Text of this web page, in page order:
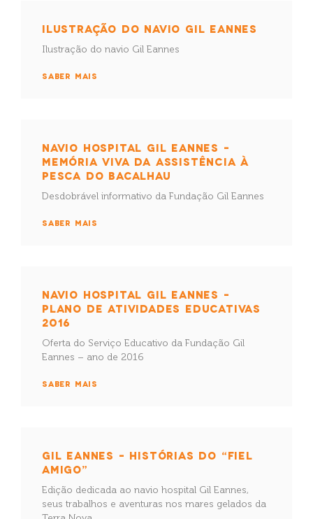
ILUSTRAÇÃO DO NAVIO GIL EANNES
Ilustração do navio Gil Eannes
SABER MAIS
NAVIO HOSPITAL GIL EANNES –
MEMÓRIA VIVA DA ASSISTÊNCIA À
PESCA DO BACALHAU
Desdobrável informativo da Fundação Gil Eannes
SABER MAIS
NAVIO HOSPITAL GIL EANNES –
PLANO DE ATIVIDADES EDUCATIVAS
2016
Oferta do Serviço Educativo da Fundação Gil
Eannes – ano de 2016
SABER MAIS
GIL EANNES – HISTÓRIAS DO “FIEL
AMIGO”
Edição dedicada ao navio hospital Gil Eannes,
seus trabalhos e aventuras nos mares gelados da